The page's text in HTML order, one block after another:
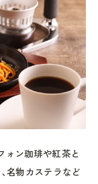
ォン珈琲や紅茶と
名物カステラなど